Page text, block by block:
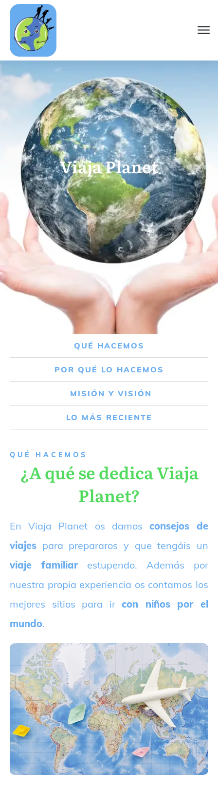
Viaja Planet
QUÉ HACEMOS
POR QUÉ LO HACEMOS
MISIÓN Y VISIÓN
LO MÁS RECIENTE
QUÉ HACEMOS
¿A qué se dedica Viaja
Planet?
En Viaja Planet os damos consejos de
viajes para prepararos y que tengáis un
viaje familiarestupendo. Además por
nuestra propia experiencia os contamos los
mejores sitios para ircon niños por el
mundo.